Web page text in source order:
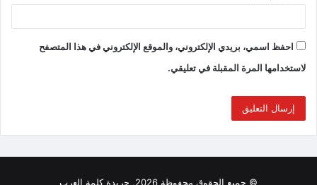
احفظ اسمي، بريدي الإلكتروني، والموقع الإلكتروني في هذا المتصفح
لاستخدامها المرة المقبلة في تعليقي.
© جميع الحقوق محفوظة 2026, جريدة كلمة العرب